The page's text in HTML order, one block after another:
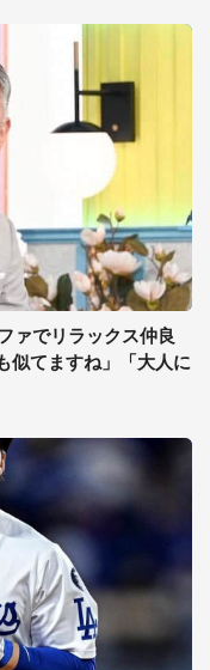
ァでリラックス仲良
似てますね」「大人に